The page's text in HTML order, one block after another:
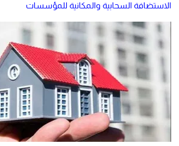
الاستضافة السحابية والمكانية للمؤسسات